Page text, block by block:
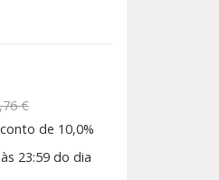
€
de 10,0%
23:59 do dia